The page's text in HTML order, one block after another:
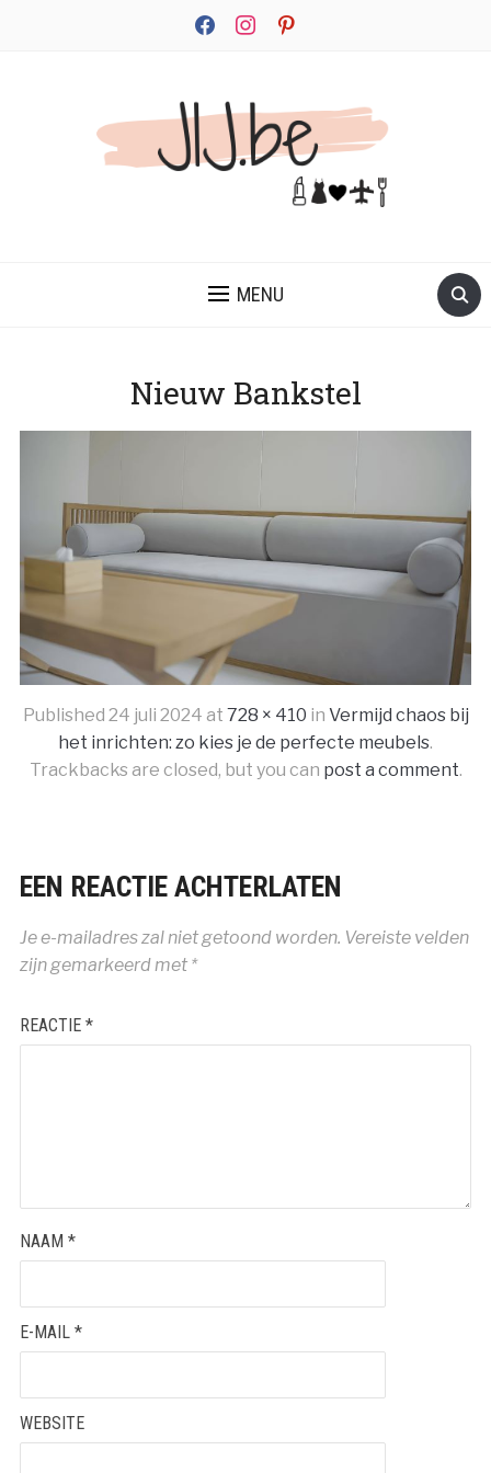
facebookinstagrampinterest
MENU
Nieuw Bankstel
Published 24 juli 2024 at 728 × 410 in Vermijd chaos bij
het inrichten: zo kies je de perfecte meubels.
Trackbacks are closed, but you can post a comment.
EEN REACTIE ACHTERLATEN
Je e-mailadres zal niet getoond worden. Vereiste velden
zijn gemarkeerd met *
REACTIE *
NAAM *
E-MAIL *
WEBSITE